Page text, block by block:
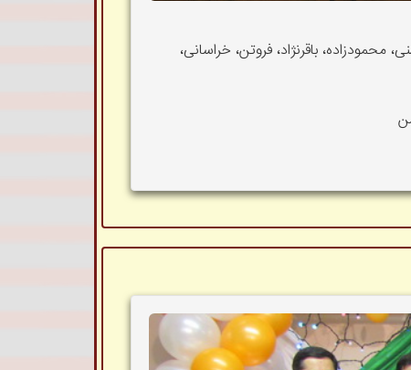
باقرنژاد، فروتن، خراسانی،